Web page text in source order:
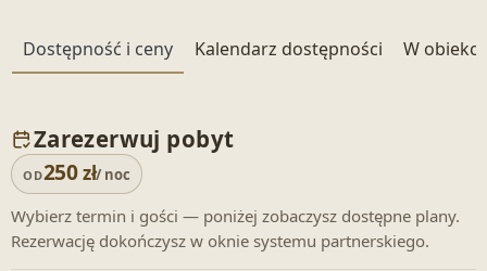
Dostępność i ceny Kalendarz dostępności W
Zarezerwuj pobyt
OD250zł/ noc
Wybierz termin i gości — poniżej zobaczysz dostępne plany.
Rezerwację dokończysz w oknie systemu partnerskiego.